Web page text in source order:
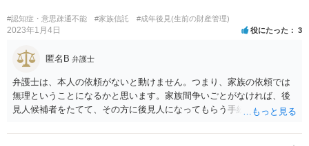
#認知症・意思疎通不能 #家族信託 #成年後見(生前の財産管理)
2023年1月4日 役にたった 3
匿名B 弁護士
弁護士は、本人の依頼がないと動けません。つまり、家族の依頼では
無理ということになるかと思います。家族間争いごとがなければ、後
見人候補者をたてて、その方に後見人になってもらう手続をすすめた